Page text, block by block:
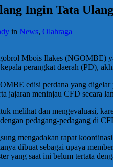
Ingin Tata
in News, Olahraga
Mbois Ilakes (NGOMBE)
perangkat daerah (PD),
edisi perdana yang digelar
jajaran meninjau CFD secara
melihat dan mengevaluasi,
pedagang-pedagang di
mengadakan rapat
dibuat sebagai upaya
yang saat ini belum tertata